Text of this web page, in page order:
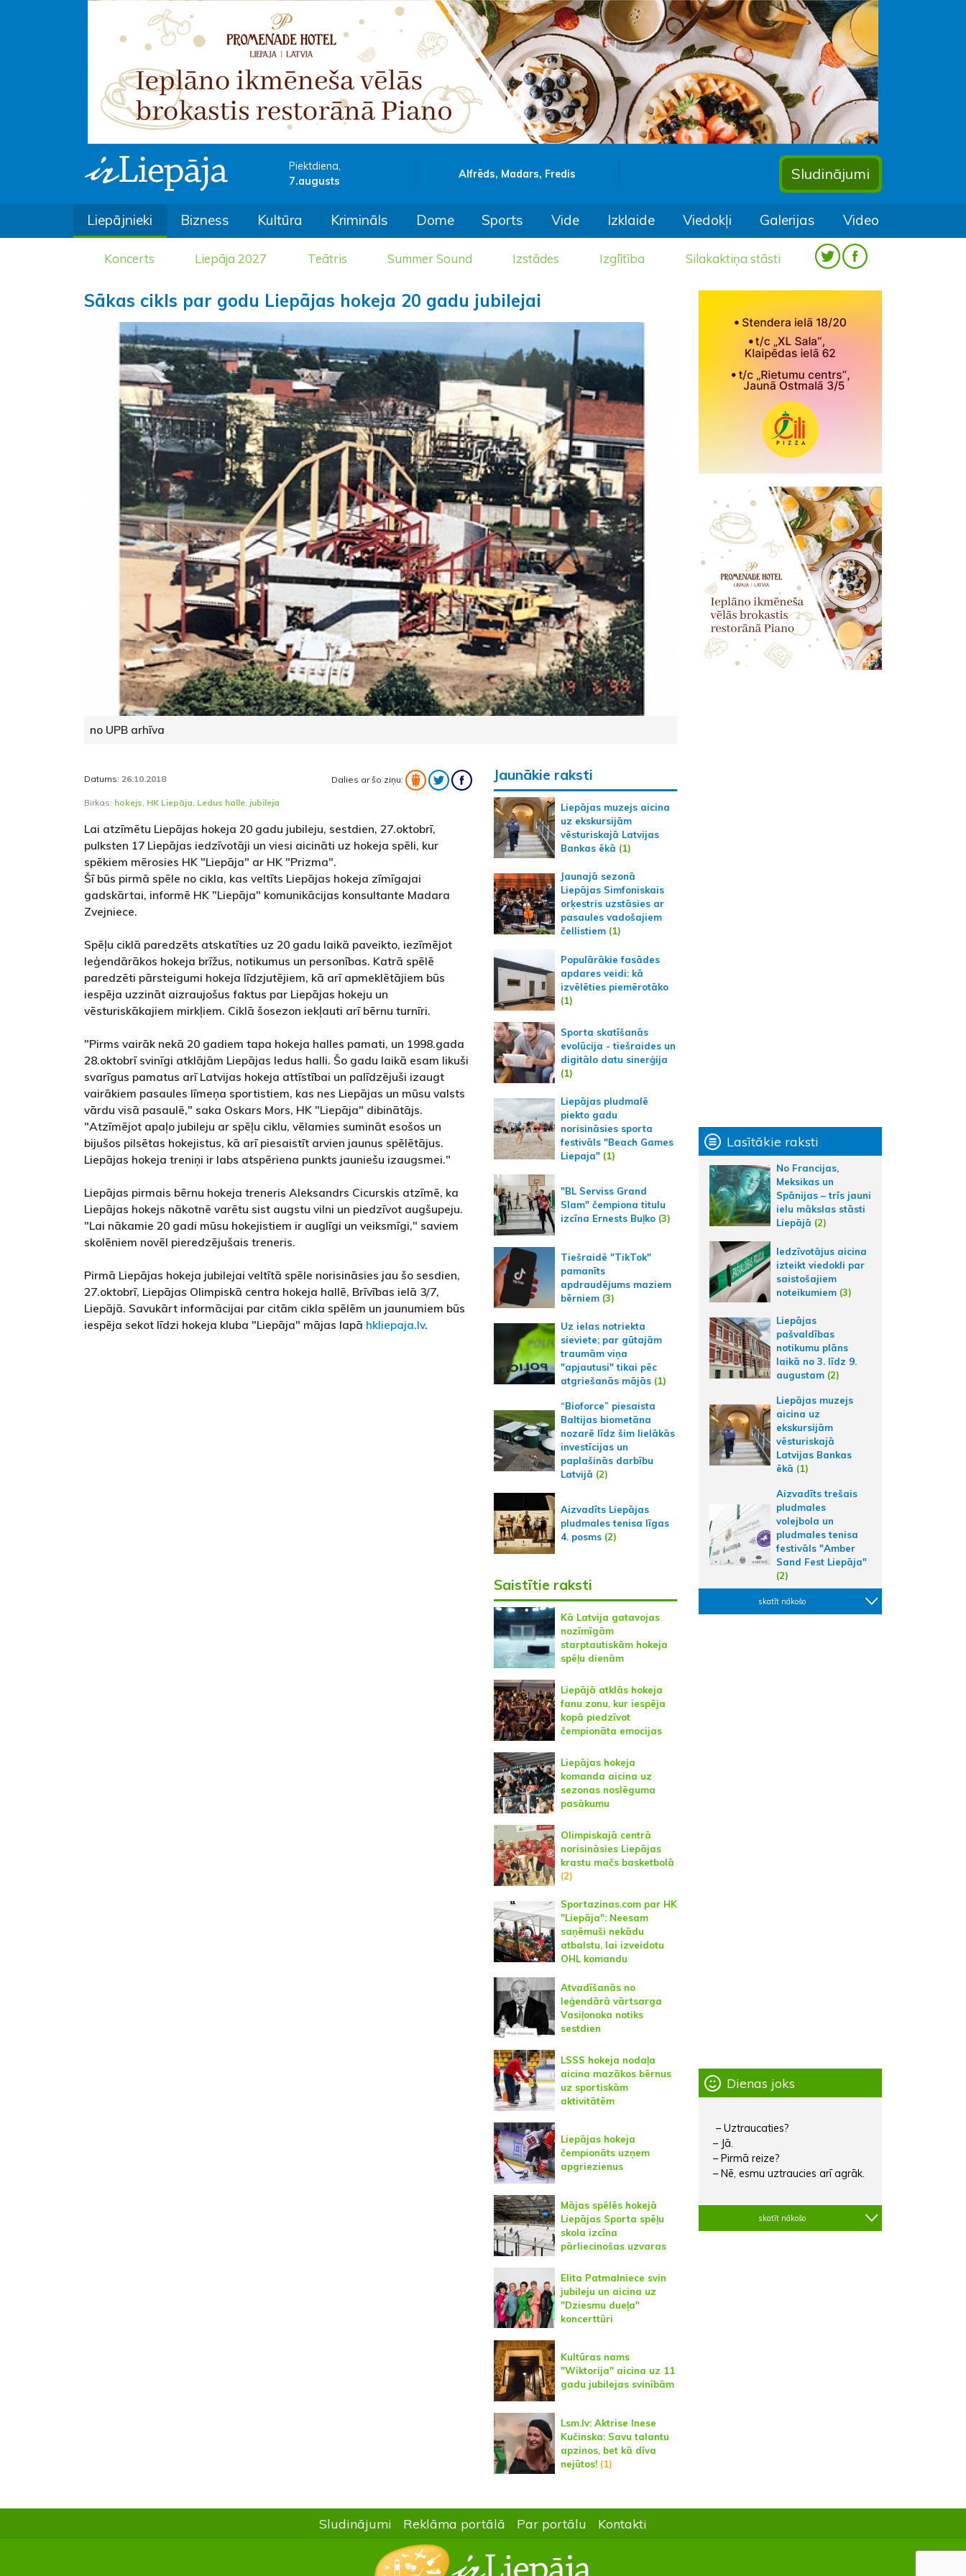
Piektdiena,
7.augusts
Alfrēds, Madars, Fredis Sludinājumi
Liepājnieki Bizness Kultūra Krimināls Dome Sports Vide Izklaide Viedokļi Galerijas Video
Koncerts Liepāja 2027 Teātris Summer Sound Izstādes Izglītība Silakaktiņa stāsti
Sākas cikls par godu Liepājas hokeja 20 gadu jubilejai
no UPB arhīva
Datums: 26.10.2018 Dalies ar šo ziņu:
Birkas: hokejs, HK Liepāja, Ledus halle, jubileja
Lai atzīmētu Liepājas hokeja 20 gadu jubileju, sestdien, 27.oktobrī,
pulksten 17 Liepājas iedzīvotāji un viesi aicināti uz hokeja spēli, kur
spēkiem mērosies HK "Liepāja" ar HK "Prizma".
Šī būs pirmā spēle no cikla, kas veltīts Liepājas hokeja zīmīgajai
gadskārtai, informē HK "Liepāja" komunikācijas konsultante Madara
Zvejniece.
Spēļu ciklā paredzēts atskatīties uz 20 gadu laikā paveikto, iezīmējot
leģendārākos hokeja brīžus, notikumus un personības. Katrā spēlē
paredzēti pārsteigumi hokeja līdzjutējiem, kā arī apmeklētājiem būs
iespēja uzzināt aizraujošus faktus par Liepājas hokeju un
vēsturiskākajiem mirkļiem. Ciklā šosezon iekļauti arī bērnu turnīri.
"Pirms vairāk nekā 20 gadiem tapa hokeja halles pamati, un 1998.gada
28.oktobrī svinīgi atklājām Liepājas ledus halli. Šo gadu laikā esam likuši
svarīgus pamatus arī Latvijas hokeja attīstībai un palīdzējuši izaugt
vairākiem pasaules līmeņa sportistiem, kas nes Liepājas un mūsu valsts
vārdu visā pasaulē," saka Oskars Mors, HK "Liepāja" dibinātājs.
"Atzīmējot apaļo jubileju ar spēļu ciklu, vēlamies sumināt esošos un
bijušos pilsētas hokejistus, kā arī piesaistīt arvien jaunus spēlētājus.
Liepājas hokeja treniņi ir labs atspēriena punkts jauniešu izaugsmei."
Liepājas pirmais bērnu hokeja treneris Aleksandrs Cicurskis atzīmē, ka
Liepājas hokejs nākotnē varētu sist augstu vilni un piedzīvot augšupeju.
"Lai nākamie 20 gadi mūsu hokejistiem ir auglīgi un veiksmīgi," saviem
skolēniem novēl pieredzējušais treneris.
Pirmā Liepājas hokeja jubilejai veltītā spēle norisināsies jau šo sesdien,
27.oktobrī, Liepājas Olimpiskā centra hokeja hallē, Brīvības ielā 3/7,
Liepājā. Savukārt informācijai par citām cikla spēlēm un jaunumiem būs
iespēja sekot līdzi hokeja kluba "Liepāja" mājas lapā hkliepaja.lv.
Jaunākie raksti
Liepājas muzejs aicina
uz ekskursijām
vēsturiskajā Latvijas
Bankas ēkā (1)
Jaunajā sezonā
Liepājas Simfoniskais
orķestris uzstāsies ar
pasaules vadošajiem
čellistiem(1)
Populārākie fasādes
apdares veidi: kā
izvēlēties piemērotāko
(1)
Sporta skatīšanās
evolūcija - tiešraides un
digitālo datu sinerģija
(1)
Liepājas pludmalē
piekto gadu
norisināsies sporta
festivāls "Beach Games
Liepaja"(1)
"BL Serviss Grand
Slam" čempiona titulu
izcīna Ernests Buļko(3)
Tiešraidē "TikTok"
pamanīts
apdraudējums maziem
bērniem(3)
Uz ielas notriekta
sieviete; par gūtajām
traumām viņa
"apjautusi" tikai pēc
atgriešanās mājās(1)
“Bioforce” piesaista
Baltijas biometāna
nozarē līdz šim lielākās
investīcijas un
paplašinās darbību
Latvijā (2)
Aizvadīts Liepājas
pludmales tenisa līgas
4. posms(2)
Saistītie raksti
Kā Latvija gatavojas
nozīmīgām
starptautiskām hokeja
spēļu dienām
Liepājā atklās hokeja
fanu zonu, kur iespēja
kopā piedzīvot
čempionāta emocijas
Liepājas hokeja
komanda aicina uz
sezonas noslēguma
pasākumu
Olimpiskajā centrā
norisināsies Liepājas
krastu mačs basketbolā
(2)
Sportazinas.com par HK
"Liepāja": Neesam
saņēmuši nekādu
atbalstu, lai izveidotu
OHL komandu
Atvadīšanās no
leģendārā vārtsarga
Vasiļonoka notiks
sestdien
LSSS hokeja nodaļa
aicina mazākos bērnus
uz sportiskām
aktivitātēm
Liepājas hokeja
čempionāts uzņem
apgriezienus
Mājas spēlēs hokejā
Liepājas Sporta spēļu
skola izcīna
pārliecinošas uzvaras
Elita Patmalniece svin
jubileju un aicina uz
"Dziesmu dueļa"
koncerttūri
Kultūras nams
"Wiktorija" aicina uz 11
gadu jubilejas svinībām
Lsm.lv: Aktrise Inese
Kučinska: Savu talantu
apzinos, bet kā dīva
nejūtos! (1)
Lasītākie raksti
No Francijas,
Meksikas un
Spānijas – trīs jauni
ielu mākslas stāsti
Liepājā (2)
Iedzīvotājus aicina
izteikt viedokli par
saistošajiem
noteikumiem (3)
Liepājas
pašvaldības
notikumu plāns
laikā no 3. līdz 9.
augustam (2)
Liepājas muzejs
aicina uz
ekskursijām
vēsturiskajā
Latvijas Bankas
ēkā (1)
Aizvadīts trešais
pludmales
volejbola un
pludmales tenisa
festivāls "Amber
Sand Fest Liepāja"
(2)
skatīt nākošo
Dienas joks
– Uztraucaties?
– Jā.
– Pirmā reize?
– Nē, esmu uztraucies arī agrāk.
skatīt nākošo
Sludinājumi Reklāma portālā Par portālu Kontakti